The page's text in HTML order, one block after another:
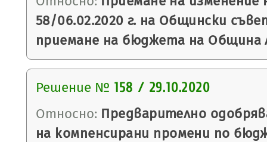
58/06.02.2020 г. на Общински
приемане на бюджета на Община
Решение № 158 / 29.10.2020
Относно: Предварително
на компенсирани промени по